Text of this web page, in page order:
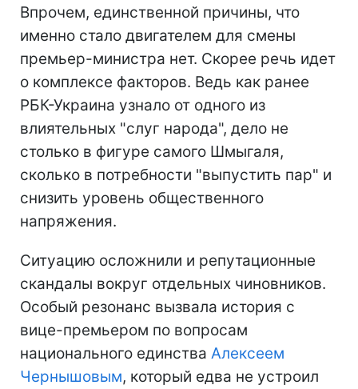
Впрочем, единственной причины, что
именно стало двигателем для смены
премьер-министра нет. Скорее речь идет
о комплексе факторов. Ведь как ранее
РБК-Украина узнало от одного из
влиятельных "слуг народа", дело не
столько в фигуре самого Шмыгаля,
сколько в потребности "выпустить пар" и
снизить уровень общественного
напряжения.
Ситуацию осложнили и репутационные
скандалы вокруг отдельных чиновников.
Особый резонанс вызвала история с
вице-премьером по вопросам
национального единства Алексеем
Чернышовым, который едва не устроил